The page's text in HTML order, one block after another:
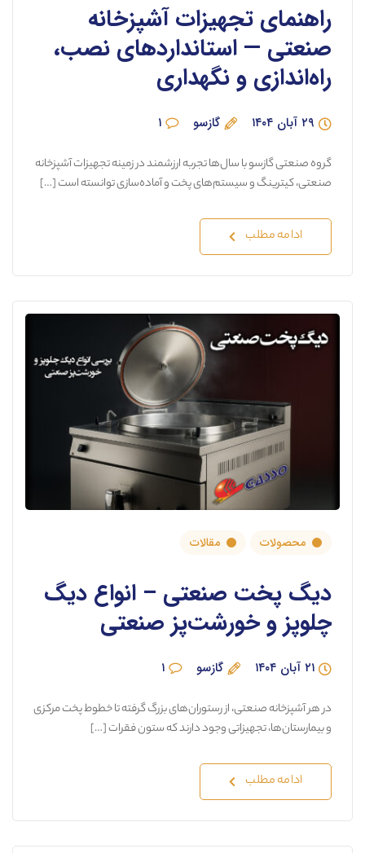
راهنمای تجهیزات آشپزخانه
صنعتی — استانداردهای نصب،
راه‌اندازی و نگهداری
۲۹ آبان ۱۴۰۴ گازسو ۱
گروه صنعتی گازسو با سال‌ها تجربه ارزشمند در زمینه تجهیزات آشپزخانه
صنعتی، کیترینگ و سیستم‌های پخت و آماده‌سازی توانسته است […]
ادامه مطلب
محصولات مقالات
دیگ پخت صنعتی – انواع دیگ
چلوپز و خورشت‌پز صنعتی
۲۱ آبان ۱۴۰۴ گازسو ۱
در هر آشپزخانه صنعتی، از رستوران‌های بزرگ گرفته تا خطوط پخت مرکزی
و بیمارستان‌ها، تجهیزاتی وجود دارند که ستون فقرات […]
ادامه مطلب